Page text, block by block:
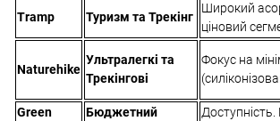
Tramp Туризм та Трекінг
Широкий
ціновий
Naturehike
Ультралегкі та
Трекінгові
Фокус на
Green
Бюджетний